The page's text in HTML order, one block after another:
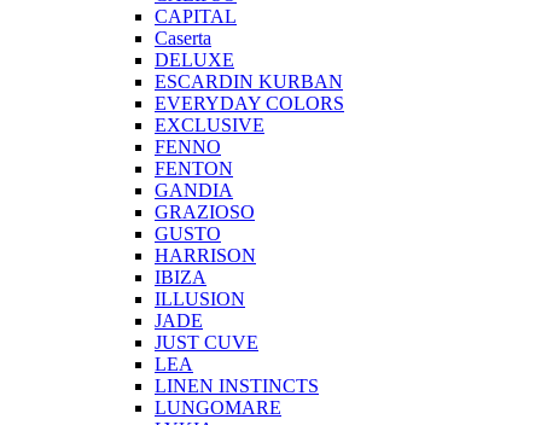
CAPITAL
Caserta
DELUXE
ESCARDIN KURBAN
EVERYDAY COLORS
EXCLUSIVE
FENNO
FENTON
GANDIA
GRAZIOSO
GUSTO
HARRISON
IBIZA
ILLUSION
JADE
JUST CUVE
LEA
LINEN INSTINCTS
LUNGOMARE